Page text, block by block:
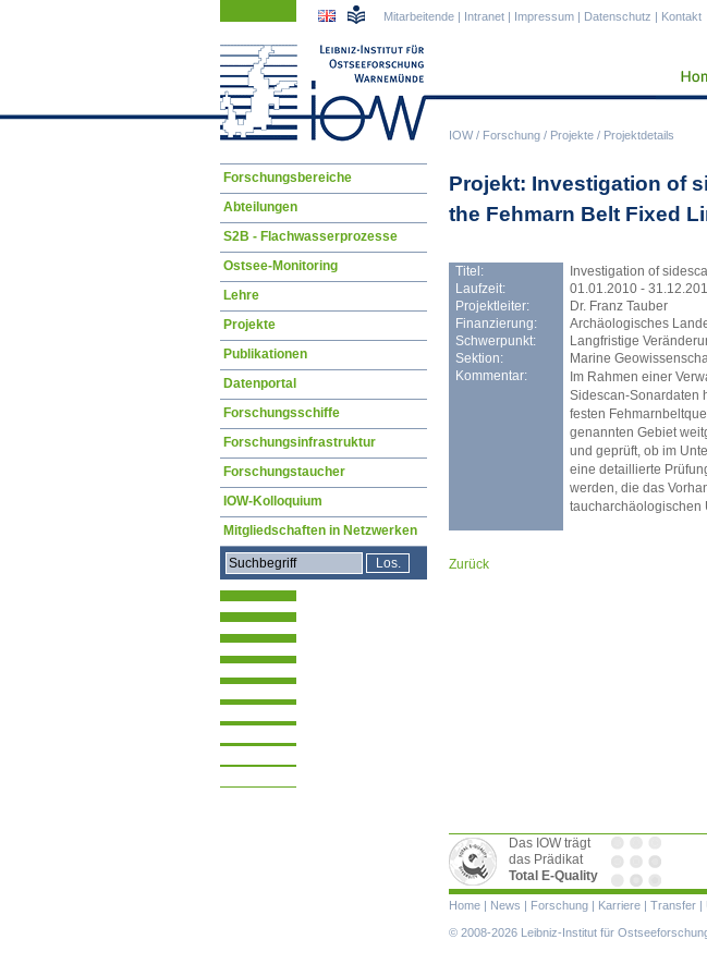
IOW/ Forschung / Projekte / Projektdetails
Mitarbeitende | Intranet | Impressum | Datenschutz | Kontakt
Projekt: Investigation of
the Fehmarn Belt Fixed
Titel:
Investigation of
Laufzeit:
01.01.2010 -
Projektleiter:
Dr. Franz Tauber
Finanzierung:
Archäologisches
Schwerpunkt:
Langfristige
Sektion:
Marine
Kommentar:
Im Rahmen einer
Sidescan-Sonardaten
festen
genannten Gebiet
und geprüft, ob im
eine detaillierte
werden, die das
taucharchäologischen
Zurück
Navigation
überspringen
Forschungsbereiche
Abteilungen
S2B - Flachwasserprozesse
Ostsee-Monitoring
Lehre
Projekte
Publikationen
Datenportal
Forschungsschiffe
Forschungsinfrastruktur
Forschungstaucher
IOW-Kolloquium
Mitgliedschaften in Netzwerken
Das IOW trägt
das Prädikat
Total E-Quality
Navigation
überspringen
Home | News | Forschung | Karriere | Transfer |
© 2008-2026 Leibniz-Institut für